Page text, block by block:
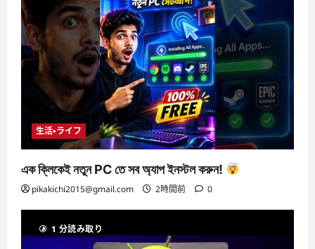
生活・ライフ
এক ক্লিকেই নতুন PC তে সব অ্যাপ ইনস্টল করুন!
pikakichi2015@gmail.com 2時間前 0
1 分読み取り